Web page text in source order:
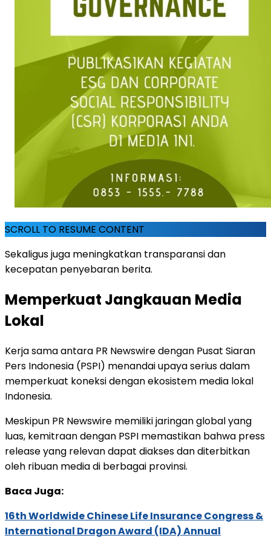
SCROLL TO RESUME CONTENT
Sekaligus juga meningkatkan transparansi dan
kecepatan penyebaran berita.
Memperkuat Jangkauan Media
Lokal
Kerja sama antara PR Newswire dengan Pusat Siaran
Pers Indonesia (PSPI) menandai upaya serius dalam
memperkuat koneksi dengan ekosistem media lokal
Indonesia.
Meskipun PR Newswire memiliki jaringan global yang
luas, kemitraan dengan PSPI memastikan bahwa press
release yang relevan dapat diakses dan diterbitkan
oleh ribuan media di berbagai provinsi.
Baca Juga:
16th Worldwide Chinese Life Insurance Congress &
International Dragon Award (IDA) Annual